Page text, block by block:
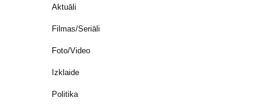
Aktuāli
Filmas/Seriāli
Foto/Video
Izklaide
Politika